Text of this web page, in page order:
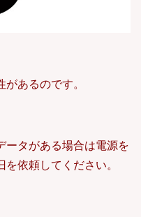
あるのです。
ータがある場合は電源を
依頼してください。